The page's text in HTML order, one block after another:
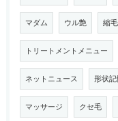
マダム ウル艶 縮毛
トリートメントメニュー
ネットニュース 形状
マッサージ クセ毛